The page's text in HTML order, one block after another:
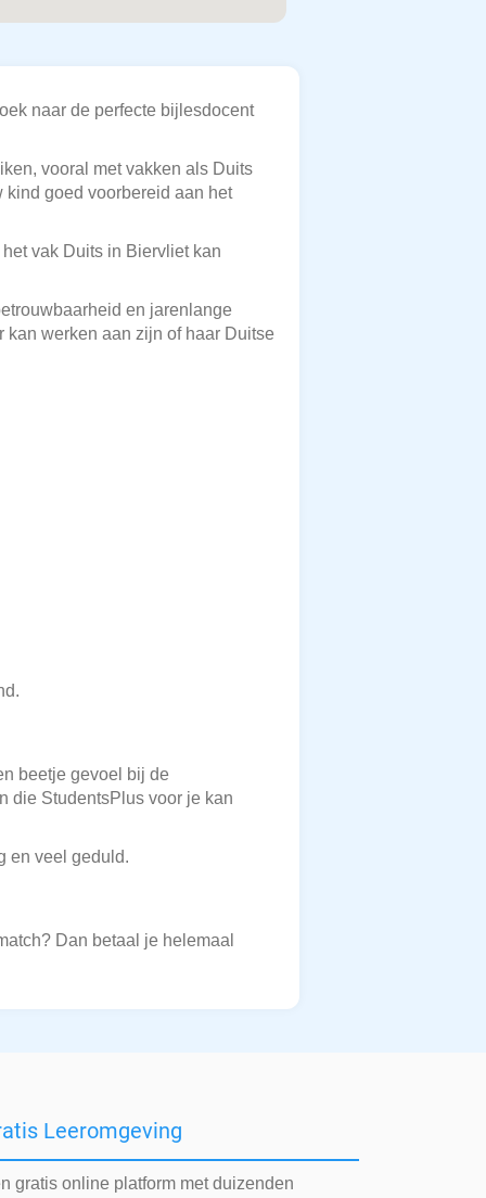
naar de perfecte bijlesdocent
vooral met vakken als Duits
kind goed voorbereid aan het
vak Duits in Biervliet kan
en jarenlange
werken aan zijn of haar Duitse
beetje gevoel bij de
die StudentsPlus voor je kan
en veel geduld.
Dan betaal je helemaal
Leeromgeving
gratis online platform met duizenden